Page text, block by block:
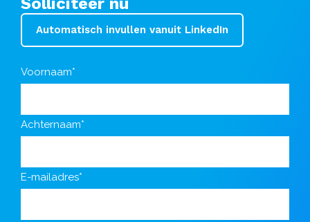
Automatisch invullen vanuit LinkedIn
Voornaam*
Achternaam*
E-mailadres*